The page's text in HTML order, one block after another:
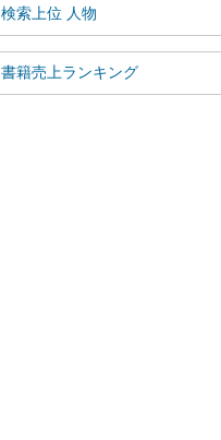
検索上位 人物
書籍売上ランキング